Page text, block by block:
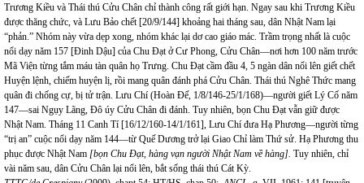
Trương Kiều và Thái thú Cửu Chân chỉ thành công rất giới hạn. Ngay sau khi Trương Kiều
được thăng chức, và Lưu Bảo chết [20/9/144] khoảng hai tháng sau, dân Nhật Nam lại
“phản.” Nhóm này vừa dẹp xong, nhóm khác lại dơ cao giáo mác. Trầm trọng nhất là cuộc
nổi dạy năm 157 [Đinh Dậu] của Chu Đạt ở Cư Phong, Cửu Chân—nơi hơn 100 năm trước
Mã Viện từng tắm máu tàn quân họ Trưng. Chu Đạt cầm đầu 4, 5 ngàn dân nổi lên giết chết
Huyện lệnh, chiếm huyện lị, rồi mang quân đánh phá Cửu Chân. Thái thú Nghê Thức mang
quân đi chống cự, bị tử trận. Lưu Chí (Hoàn Đế, 1/8/146-25/1/168)—người giết Lý Cố năm
147—sai Ngụy Lãng, Đô úy Cửu Chân đi đánh. Tuy nhiên, bọn Chu Đạt vẫn giữ được
Nhật Nam. Tháng 11 Canh Tí [16/12/160-14/1/161], Lưu Chí đưa Hạ Phương—người từng
“trị an” cuộc nổi dạy năm 144—từ Quế Dương trở lại Giao Chỉ làm Thứ sử. Hạ Phương thu
phục được Nhật Nam [bọn Chu Đạt, hàng vạn người Nhật Nam về hàng]. Tuy nhiên, chỉ
vài năm sau, dân Cửu Chân lại nổi lên, bắt sống thái thú Cát Kỳ.